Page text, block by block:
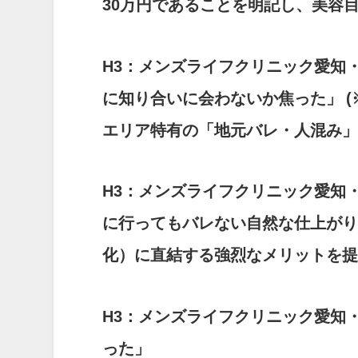
30万円であることを明記し、美容
H3：メンズライフクリニック愛知
に知り合いに会わないか焦った」
エリア特有の「地元バレ・人混み
H3：メンズライフクリニック愛
に行ってもバレない自然な仕上が
化）に直結する強烈なメリットを
H3：メンズライフクリニック愛知
った」